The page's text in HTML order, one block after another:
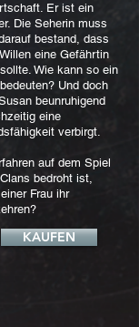
Er ist ein
Die Seherin muss
bestand, dass
eine Gefährtin
Wie kann so ein
Und doch
beunruhigend
eine
verbirgt.
auf dem Spiel
bedroht ist,
Frau ihr
KAUFEN